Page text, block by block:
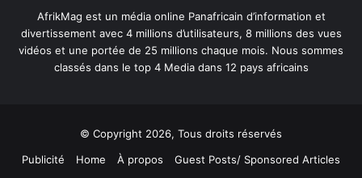
AfrikMag est un média online Panafricain d’information et
divertissement avec 4 millions d’utilisateurs, 8 millions des vues
vidéos et une portée de 25 millions chaque mois. Nous sommes
classés dans le top 4 Media dans 12 pays africains
© Copyright 2026, Tous droits réservés
Publicité
Home À propos Guest Posts/ Sponsored Articles